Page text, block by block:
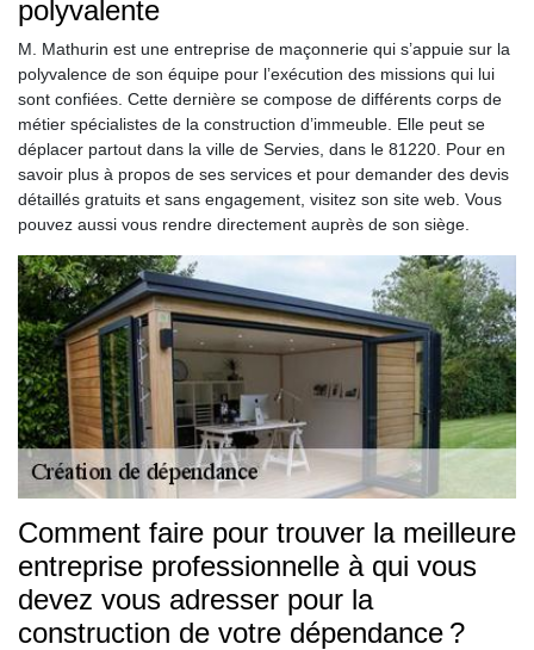
polyvalente
M. Mathurin est une entreprise de maçonnerie qui s’appuie sur la
polyvalence de son équipe pour l’exécution des missions qui lui
sont confiées. Cette dernière se compose de différents corps de
métier spécialistes de la construction d’immeuble. Elle peut se
déplacer partout dans la ville de Servies, dans le 81220. Pour en
savoir plus à propos de ses services et pour demander des devis
détaillés gratuits et sans engagement, visitez son site web. Vous
pouvez aussi vous rendre directement auprès de son siège.
Comment faire pour trouver la meilleure
entreprise professionnelle à qui vous
devez vous adresser pour la
construction de votre dépendance ?